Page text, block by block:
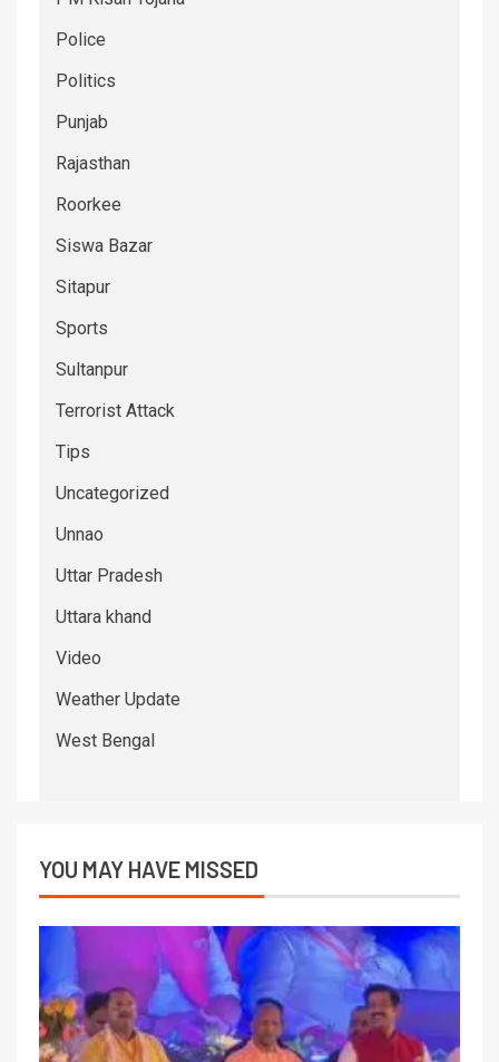
Police
Politics
Punjab
Rajasthan
Roorkee
Siswa Bazar
Sitapur
Sports
Sultanpur
Terrorist Attack
Tips
Uncategorized
Unnao
Uttar Pradesh
Uttara khand
Video
Weather Update
West Bengal
YOU MAY HAVE MISSED